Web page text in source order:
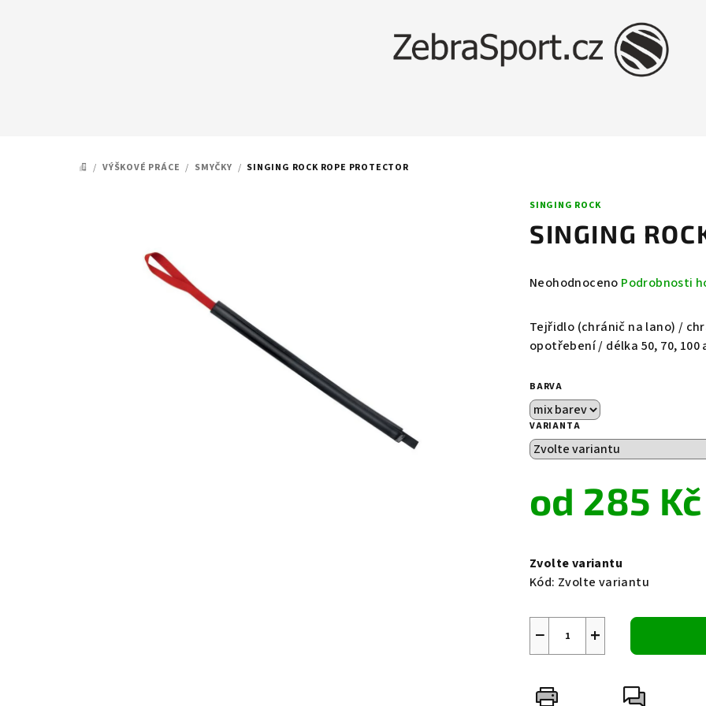
DOMŮ
/ VÝŠKOVÉ PRÁCE / SMYČKY / SINGING ROCK ROPE PROTECTOR
SINGING ROCK
SINGING
Průměrné
produktu
je
0,0
5
hvězdiček.
Neohodnoceno Podrobnosti
Tejřidlo (chránič na lano) /
opotřebení / délka 50, 70, 100
BARVA
VARIANTA
od 285 Kč
cena:
Zvolte variantu
Kód: Zvolte variantu
+
−